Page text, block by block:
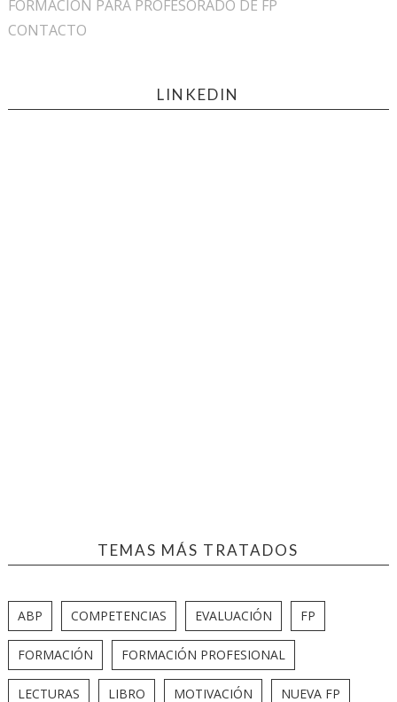
FORMACIÓN PARA PROFESORADO DE FP
CONTACTO
LINKEDIN
TEMAS MÁS TRATADOS
ABP COMPETENCIAS EVALUACIÓN FP
FORMACIÓN FORMACIÓN PROFESIONAL
LECTURAS LIBRO MOTIVACIÓN NUEVA FP